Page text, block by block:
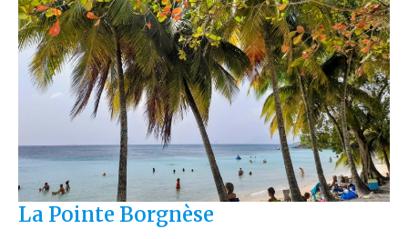
La Pointe Borgnèse